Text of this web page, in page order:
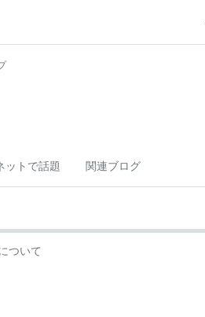
ットで話題 関連ブログ
ついて